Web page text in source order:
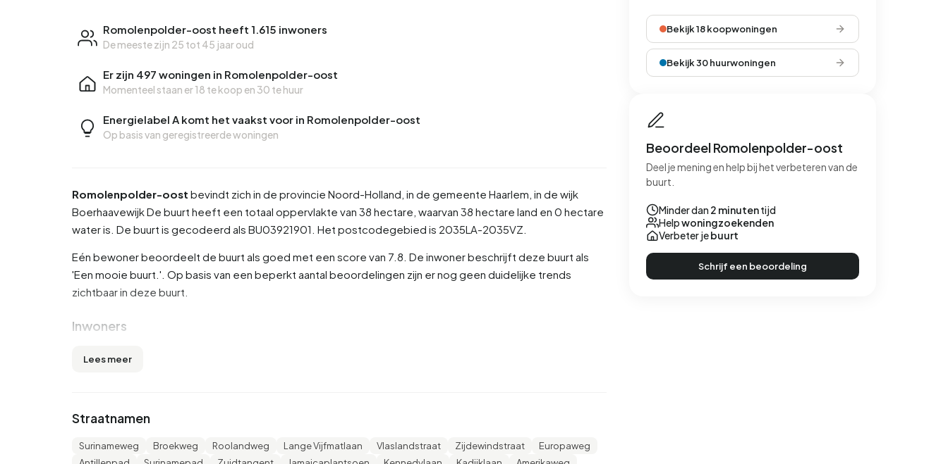
Romolenpolder-oost heeft 1.615 inwoners
De meeste zijn 25 tot 45 jaar oud
Er zijn 497 woningen in Romolenpolder-oost
Momenteel staan er18 te koop en 30 te huur
Energielabel A komt het vaakst voor in Romolenpolder-oost
Op basis van geregistreerde woningen
Romolenpolder-oost bevindt zich in de provincie Noord-Holland , in de gemeente Haarlem , in de wijk
BoerhaavewijkDe buurt heeft een totaal oppervlakte van 38 hectare, waarvan 38 hectare land en 0 hectare
water is. De buurt is gecodeerd als BU03921901. Het postcodegebied is 2035LA-2035VZ.
Eén bewoner beoordeelt de buurt als goed met een score van 7.8. De inwoner beschrijft deze buurt als
'Een mooie buurt.'. Op basis van een beperkt aantal beoordelingen zijn er nog geen duidelijke trends
zichtbaar in deze buurt.
Inwoners
25 tot 45 jaar (57,3%). De overige leeftijden zijn 16,7% voor '0 tot 15 jaar', 14,2% voor '45 tot 65 jaar', 7,7%
Europa en 515 komen uit landen buiten Europa.
Er zijn 835 huishoudens in Romolenpolder-oost. 43,7% daarvan zijn eenpersoonshuishoudens, 31,7%
Lees meer
Straatnamen
Surinameweg Broekweg Roolandweg Lange Vijfmatlaan Vlaslandstraat Zijdewindstraat
Europaweg
Bekijk 18 koopwoningen
Bekijk 30 huurwoningen
Beoordeel Romolenpolder-oost
Deel je mening en help bij het verbeteren van de
buurt.
Minder dan 2 minutentijd
Helpwoningzoekenden
Verbeter jebuurt
Schrijf een beoordeling